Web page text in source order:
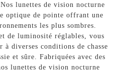
lunettes de vision nocturne
optique de pointe offrant une
les plus sombres.
de luminosité réglables, vous
à diverses conditions de chasse
et sûre. Fabriquées avec des
lunettes de vision nocturne